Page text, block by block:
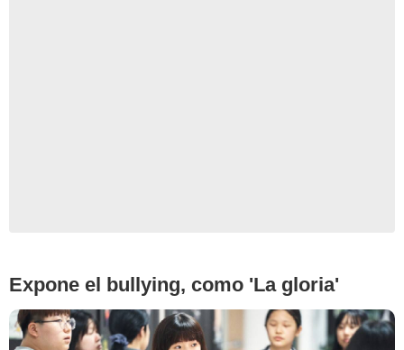
Expone el bullying, como 'La gloria'